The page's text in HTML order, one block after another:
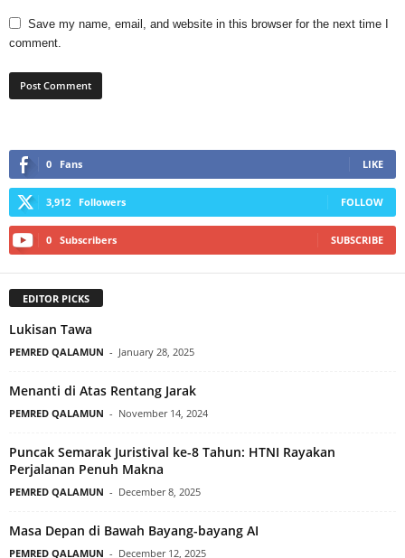
Save my name, email, and website in this browser for the next time I
comment.
0 Fans LIKE
3,912 Followers FOLLOW
0 Subscribers SUBSCRIBE
EDITOR PICKS
Lukisan Tawa
PEMRED QALAMUN - January 28, 2025
Menanti di Atas Rentang Jarak
PEMRED QALAMUN - November 14, 2024
Puncak Semarak Juristival ke-8 Tahun: HTNI Rayakan
Perjalanan Penuh Makna
PEMRED QALAMUN - December 8, 2025
Masa Depan di Bawah Bayang-bayang AI
PEMRED QALAMUN - December 12, 2025